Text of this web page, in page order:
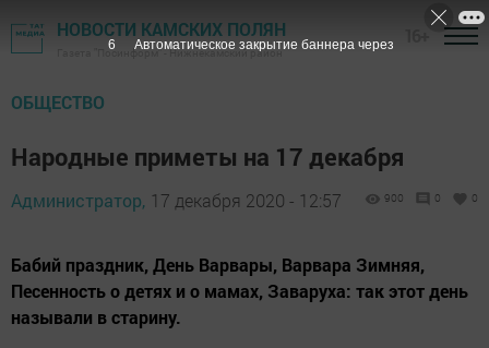
НОВОСТИ КАМСКИХ ПОЛЯН
Газета "Посинформ" - Нижнекамский район
ОБЩЕСТВО
Народные приметы на 17 декабря
Администратор, 17 декабря 2020 - 12:57 900 0 0
Бабий праздник, День Варвары, Варвара Зимняя,
Песенность о детях и о мамах, Заваруха: так этот день
называли в старину.
5 Автоматическое закрытие баннера через